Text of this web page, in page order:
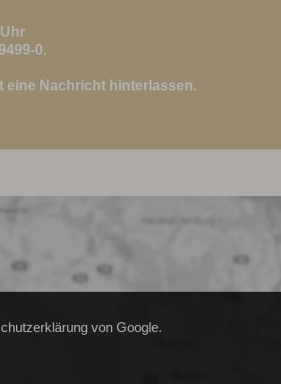
0.
eine Nachricht hinterlassen.
von Google.